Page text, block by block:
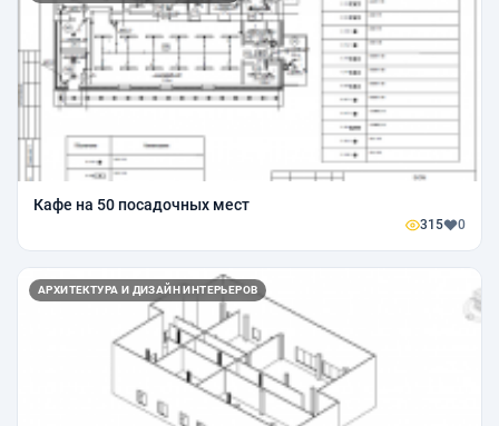
Кафе на 50 посадочных мест
315 0
АРХИТЕКТУРА И ДИЗАЙН ИНТЕРЬЕРОВ